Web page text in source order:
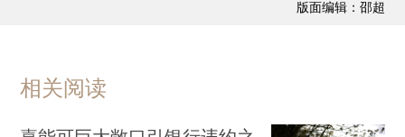
版面编辑：邵超
相关阅读